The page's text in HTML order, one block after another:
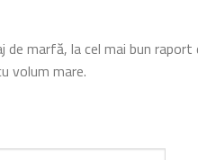
marfă, la cel mai bun raport
volum mare.